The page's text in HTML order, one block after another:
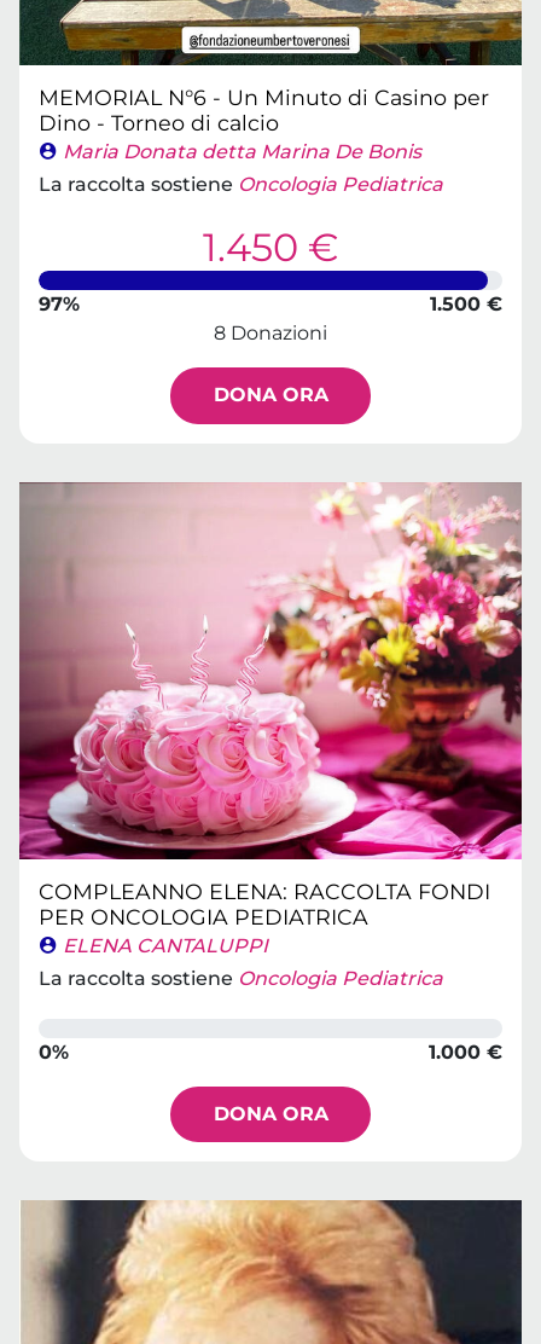
MEMORIAL N°6 - Un Minuto di Casino per
Dino - Torneo di calcio
Maria Donata detta Marina De Bonis
La raccolta sostiene Oncologia Pediatrica
1.450 €
97%
1.500 €
8 Donazioni
DONA ORA
COMPLEANNO ELENA: RACCOLTA FONDI
PER ONCOLOGIA PEDIATRICA
ELENA CANTALUPPI
La raccolta sostiene Oncologia Pediatrica
0% 1.000 €
DONA ORA